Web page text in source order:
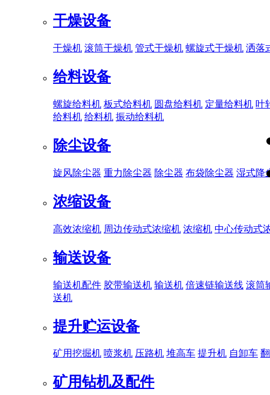
干燥设备
干燥机 滚筒干燥机 管式干燥机 螺旋式干燥机 洒落
给料设备
螺旋给料机 板式给料机 圆盘给料机 定量给料机 叶
给料机 给料机 振动给料机
除尘设备
旋风除尘器 重力除尘器 除尘器 布袋除尘器 湿式降
浓缩设备
高效浓缩机 周边传动式浓缩机 浓缩机 中心传动式
输送设备
输送机配件 胶带输送机 输送机 倍速链输送线 滚筒
送机
提升贮运设备
矿用挖掘机 喷浆机 压路机 堆高车 提升机 自卸车
矿用钻机及配件